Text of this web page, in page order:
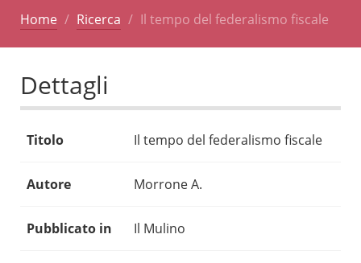
Home Ricerca Il tempo del federalismo fiscale
Dettagli
Titolo Il tempo del federalismo fiscale
Autore Morrone A.
Pubblicato in Il Mulino